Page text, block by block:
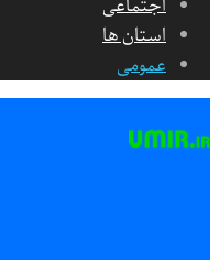
اجتماعی
استان ها
عمومی